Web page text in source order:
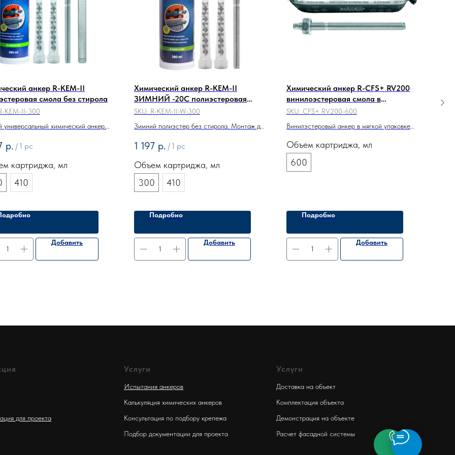
анкер R-KEM-II
смола без стирола
KEM-II-300
универсальный химический анкер.
кирпич, газобетон, бетон.
р. / 1 pc
картриджа, мл
410
Добавить
Химический анкер R-KEM-II
ЗИМНИЙ -20С полиэстеровая
смола без стирола
SKU: R-KEM-II-W-300
Зимний полиэстер без стирола. Монтаж до
газобетон, пустотелые блоки.
1 197 р. / 1 pc
Объем картриджа, мл
300
410
Подробно
Добавить
Химический анкер R-CFS+ RV200
винилоэстеровая смола в
экономичной упаковке 600 мл
SKU: CFS+ RV200-600
Винилэстеровый анкер в мягкой упаковке
ЕТА, ТС Минстроя.
Объем картриджа, мл
600
Подробно
Добавить
для проекта
Услуги
Испытания анкеров
Калькуляция химических анкеров
Консультация по подбору крепежа
Подбор документации для проекта
Услуги
Доставка на объект
Комплектация объекта
Демонстрация на объекте
Расчет фасадной системы